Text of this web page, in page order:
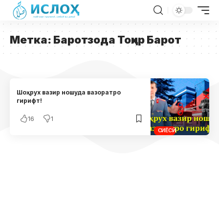
Метка: Баротзода Тоҳир Барот
СИЁСӢ
Шоҳрух вазир ношуда вазоратро
гирифт!
16 1